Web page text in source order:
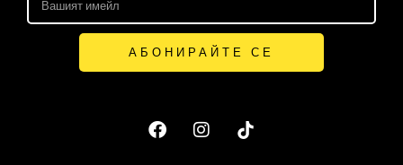
АБОНИРАЙТЕ СЕ